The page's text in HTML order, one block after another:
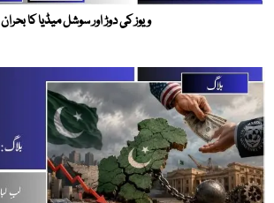
ویوز کی دوڑ اور سوشل میڈیا کا بحران